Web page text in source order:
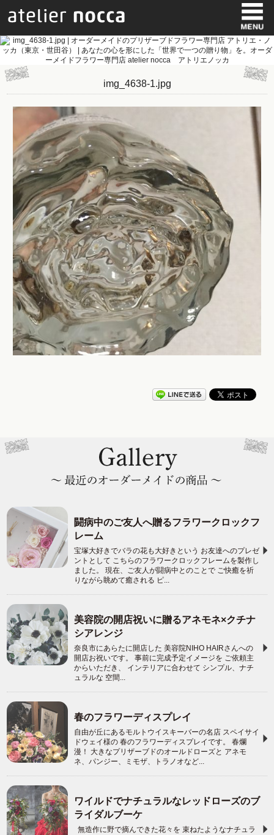
img_4638-1.jpg
闘病中のご友人へ贈るフラワークロックフ
レーム
宝塚大好きでバラの花も大好きという お友達へのプレゼ
ントとして こちらのフラワークロックフレームを製作し
ました。 現在、ご友人が闘病中とのことで ご快癒を祈
りながら眺めて癒される ピ...
美容院の開店祝いに贈るアネモネ×クチナ
シアレンジ
奈良市にあらたに開店した 美容院NIHO HAIRさんへの
開店お祝いです。 事前に完成予定イメージを ご依頼主
からいただき、 インテリアに合わせて シンプル、ナチ
ュラルな 空間...
春のフラワーディスプレイ
自由が丘にあるモルトウイスキーバーの名店 スペイサイ
ドウェイ様の 春のフラワーディスプレイです。 春爛
漫！ 大きなプリザーブドのオールドローズと アネモ
ネ、パンジー、ミモザ、トラノオなど...
ワイルドでナチュラルなレッドローズのブ
ライダルブーケ
無造作に野で摘んできた花々を 束ねたようなナチュラ